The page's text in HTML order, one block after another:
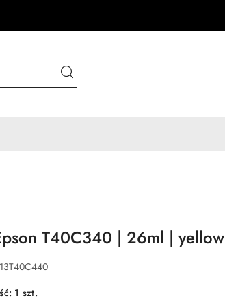
T40C340 | 26ml | yellow
1 szt.